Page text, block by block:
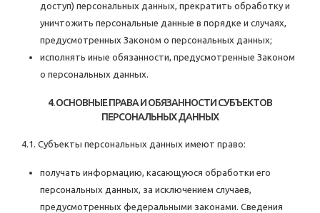
доступ) персональных данных, прекратить обработку и
уничтожить персональные данные в порядке и случаях,
предусмотренных Законом о персональных данных;
исполнять иные обязанности, предусмотренные Законом
о персональных данных.
4. ОСНОВНЫЕ ПРАВА И ОБЯЗАННОСТИ СУБЪЕКТОВ
ПЕРСОНАЛЬНЫХ ДАННЫХ
4.1. Субъекты персональных данных имеют право:
получать информацию, касающуюся обработки его
персональных данных, за исключением случаев,
предусмотренных федеральными законами. Сведения